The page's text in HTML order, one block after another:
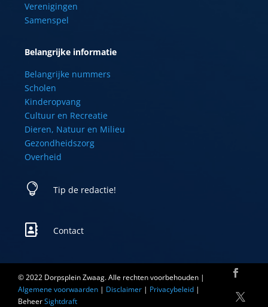
Verenigingen
Samenspel
Belangrijke informatie
Belangrijke nummers
Scholen
Kinderopvang
Cultuur en Recreatie
Dieren, Natuur en Milieu
Gezondheidszorg
Overheid
 Tip de redactie!
 Contact
© 2022 Dorpsplein Zwaag. Alle rechten voorbehouden |
Algemene voorwaarden | Disclaimer | Privacybeleid |
BeheerSightdraft